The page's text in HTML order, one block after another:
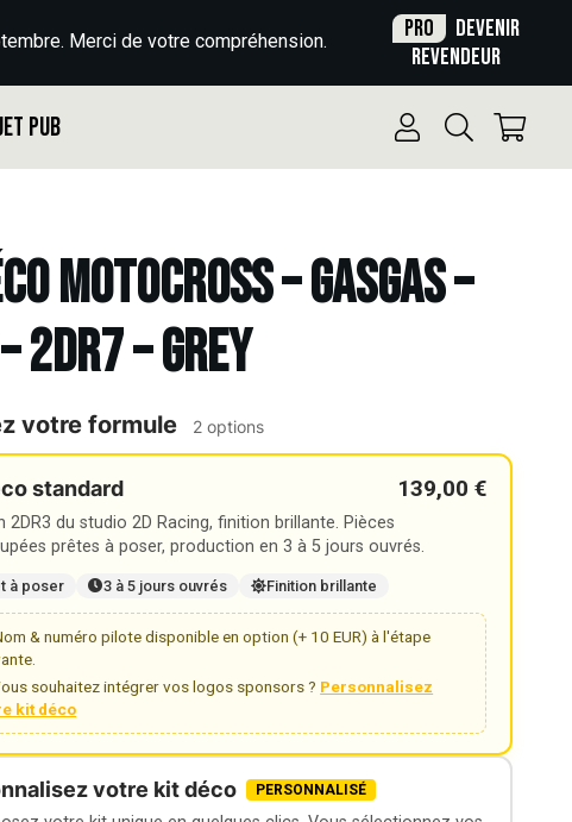
Merci de votre compréhension. Pro
Devenir
revendeur
Pub
Motocross – GASGAS –
2DR7 – GREY
votre formule 2 options
standard 139,00 €
2DR3 du studio 2D Racing, finition brillante. Pièces
prêtes à poser, production en 3 à 5 jours ouvrés.
à poser 3 à 5 jours ouvrés Finition brillante
& numéro pilote disponible en option (+ 10 EUR) à l'étape
souhaitez intégrer vos logos sponsors ? Personnalisez
kit déco
votre kit déco PERSONNALISÉ